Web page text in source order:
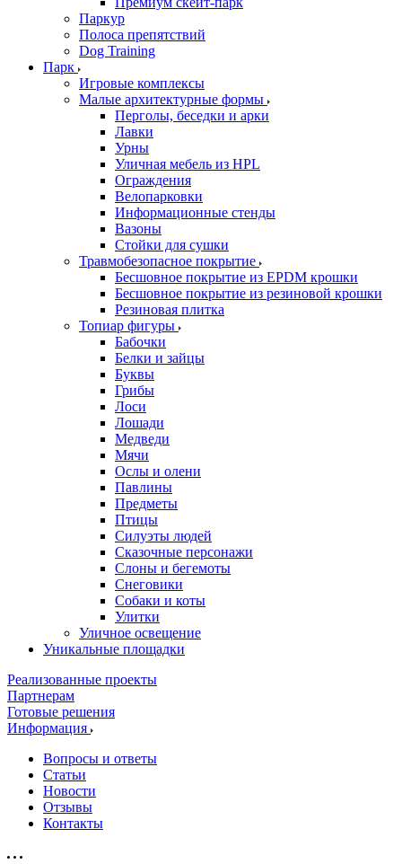
Паркур
Полоса препятствий
Dog Training
Парк
Игровые комплексы
Малые архитектурные формы
Перголы, беседки и арки
Лавки
Урны
Уличная мебель из HPL
Ограждения
Велопарковки
Информационные стенды
Вазоны
Стойки для сушки
Травмобезопасное покрытие
Бесшовное покрытие из EPDM крошки
Бесшовное покрытие из резиновой крошки
Резиновая плитка
Топиар фигуры
Бабочки
Белки и зайцы
Буквы
Грибы
Лоси
Лошади
Медведи
Мячи
Ослы и олени
Павлины
Предметы
Птицы
Силуэты людей
Сказочные персонажи
Слоны и бегемоты
Снеговики
Собаки и коты
Улитки
Уличное освещение
Уникальные площадки
Реализованные проекты
Партнерам
Готовые решения
Информация
Вопросы и ответы
Статьи
Новости
Отзывы
Контакты